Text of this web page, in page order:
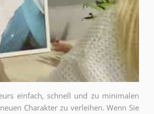
einfach, schnell und zu minimalen
Charakter zu verleihen. Wenn Sie